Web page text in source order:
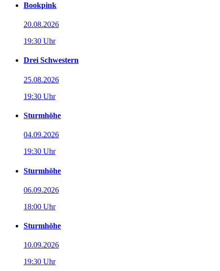
Bookpink
20.08.2026
19:30 Uhr
Drei Schwestern
25.08.2026
19:30 Uhr
Sturmhöhe
04.09.2026
19:30 Uhr
Sturmhöhe
06.09.2026
18:00 Uhr
Sturmhöhe
10.09.2026
19:30 Uhr